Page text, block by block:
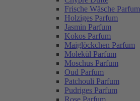
Frische Wäsche Parfum
Holziges Parfum
Jasmin Parfum
Kokos Parfum
Maiglöckchen Parfum
Molekül Parfum
Moschus Parfum
Oud Parfum
Patchouli Parfum
Pudriges Parfum
Rose Parfum